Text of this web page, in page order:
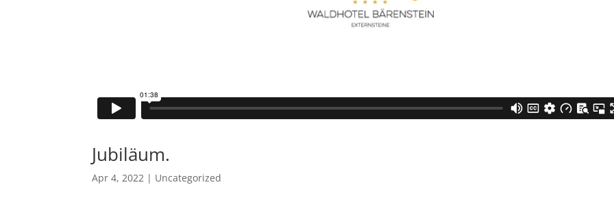
Jubiläum.
Apr 4, 2022 | Uncategorized